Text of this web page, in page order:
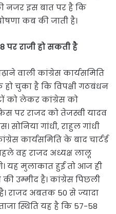
नजर इस बात पर है कि
कब की जाती है।
पर राजी हो सकती है
वाली कांग्रेस कार्यसमिति
चुका है कि विपक्षी गठबंधन
को लेकर कांग्रेस को
पर राजद को तेजस्वी यादव
गांधी, राहुल गांधी
कार्यसमिति के बाद चार्टर्ड
वह राजद अध्यक्ष लालू
यह मुलाकात हुई तो आज ही
उम्मीद है। कांग्रेस पिछली
राजद अबतक 50 से ज्यादा
स्थिति यह है कि 57-58